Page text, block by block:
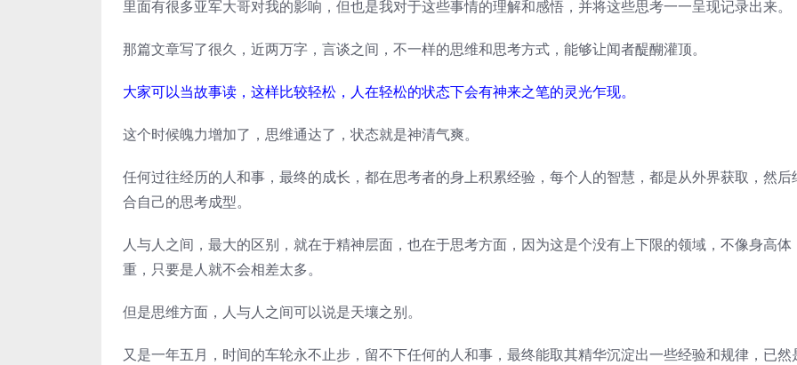
里面有很多亚军大哥对我的影响，但也是我对于这些事情的理解和感悟，并将这些思考一一呈现记录出来。
那篇文章写了很久，近两万字，言谈之间，不一样的思维和思考方式，能够让闻者醍醐灌顶。
大家可以当故事读，这样比较轻松，人在轻松的状态下会有神来之笔的灵光乍现。
这个时候魄力增加了，思维通达了，状态就是神清气爽。
任何过往经历的人和事，最终的成长，都在思考者的身上积累经验，每个人的智慧，都是从外界获取，然后
合自己的思考成型。
人与人之间，最大的区别，就在于精神层面，也在于思考方面，因为这是个没有上下限的领域，不像身高体
重，只要是人就不会相差太多。
但是思维方面，人与人之间可以说是天壤之别。
又是一年五月，时间的车轮永不止步，留不下任何的人和事，最终能取其精华沉淀出一些经验和规律，已然